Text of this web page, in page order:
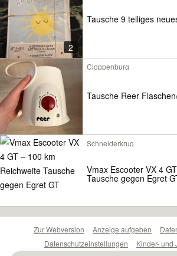
2
Tausche 9 teiliges
Cloppenburg
Tausche Reer
Schneiderkrug
Vmax Escooter VX 4
Tausche gegen Egret
Zur Webversion Anzeige aufgeben
Datenschutzeinstellungen
Kinder- und